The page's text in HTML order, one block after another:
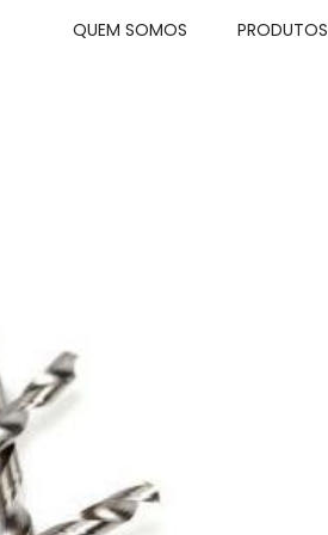
QUEM SOMOS PRODUTOS